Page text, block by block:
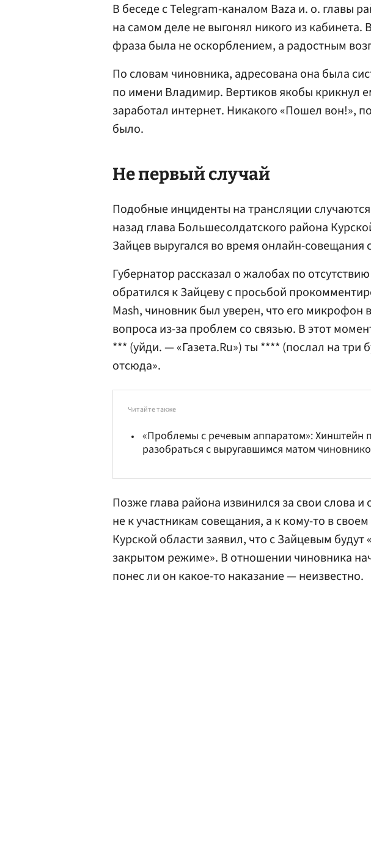
В беседе с Telegram-каналом Baza и. о. главы
на самом деле не выгонял никого из кабинета.
фраза была не оскорблением, а радостным
По словам чиновника, адресована она была
по имени Владимир. Вертиков якобы крикнул
заработал интернет. Никакого «Пошел вон!»,
было.
Не первый случай
Подобные инциденты на трансляции
назад глава Большесолдатского района
Зайцев выругался во время онлайн-совещания
Губернатор рассказал о жалобах по
обратился к Зайцеву с просьбой
Mash, чиновник был уверен, что его
вопроса из-за проблем со связью. В этот
*** (уйди. — «Газета.Ru») ты **** (послал на три
отсюда».
Читайте также
«Проблемы с речевым аппаратом»: Хинштейн
разобраться с выругавшимся матом
Позже глава района извинился за свои слова
не к участникам совещания, а к кому-то в
Курской области заявил, что с Зайцевым будут
закрытом режиме». В отношении чиновника
понес ли он какое-то наказание — неизвестно.